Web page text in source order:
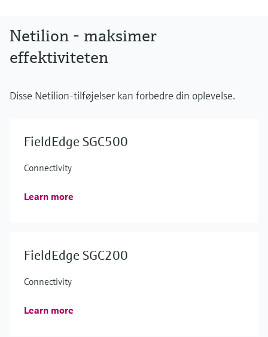
Netilion - maksimer
effektiviteten
Disse Netilion-tilføjelser kan forbedre din oplevelse.
FieldEdge SGC500
Connectivity
Learn more
FieldEdge SGC200
Connectivity
Learn more